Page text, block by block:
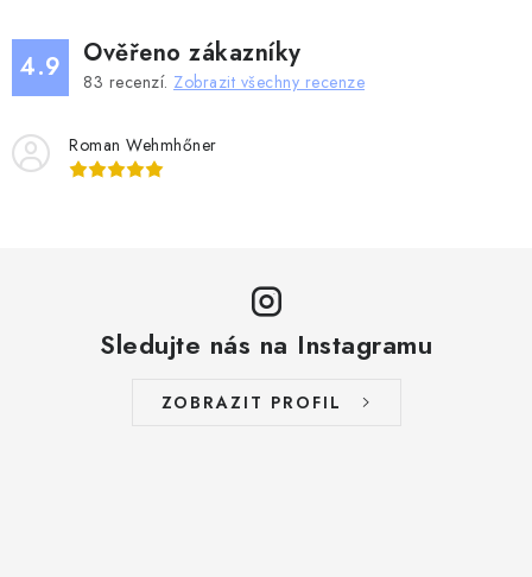
4.9 Ověřeno zákazníky
83 recenzí. Zobrazit všechny recenze
Roman Wehmhőner
Sledujte nás na Instagramu
ZOBRAZIT PROFIL